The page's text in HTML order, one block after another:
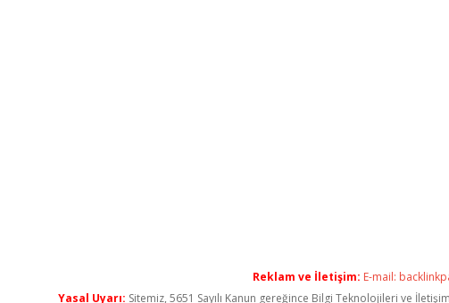
Reklam ve İletişim: E-mail:
Yasal Uyarı: Sitemiz, 5651 Sayılı Kanun gereğince Bilgi Teknolojileri ve